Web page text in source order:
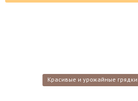
Красивые и урожайные